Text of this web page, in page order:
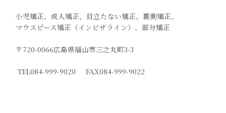
小児矯正、成人矯正、目立たない矯正、裏側矯正、
マウスピース矯正（インビザライン）、部分矯正
〒720-0066広島県福山市三之丸町3-3
TEL084-999-9020 FAX084-999-9022